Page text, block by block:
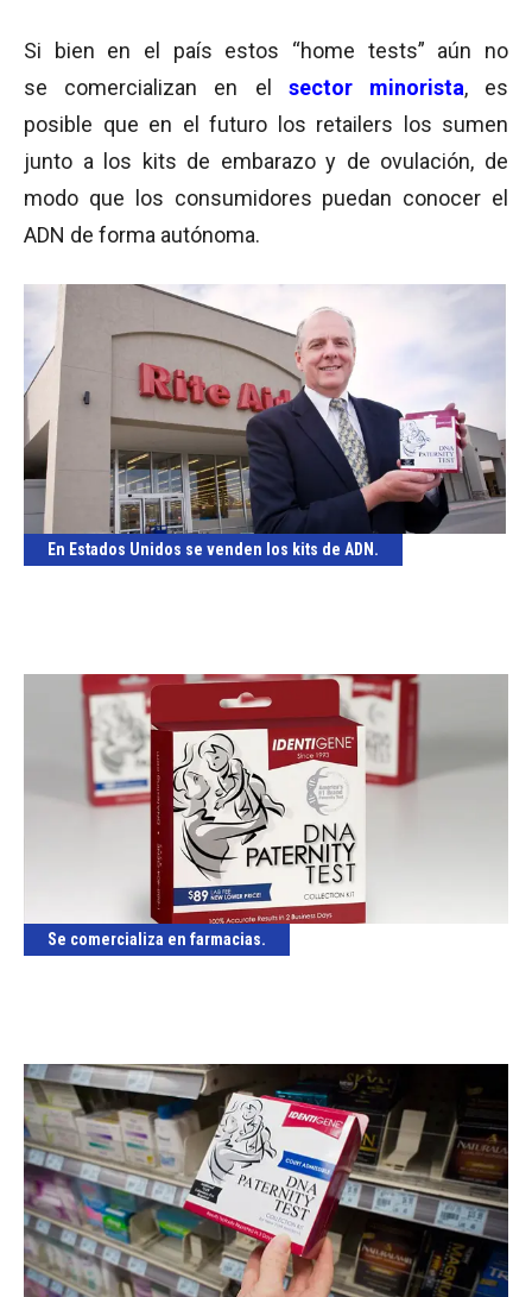
Si bien en el país estos “home tests” aún no
se comercializan en el sector minorista, es
posible que en el futuro los retailers los sumen
junto a los kits de embarazo y de ovulación, de
modo que los consumidores puedan conocer el
ADN de forma autónoma.
En Estados Unidos se venden los kits de ADN.
Se comercializa en farmacias.